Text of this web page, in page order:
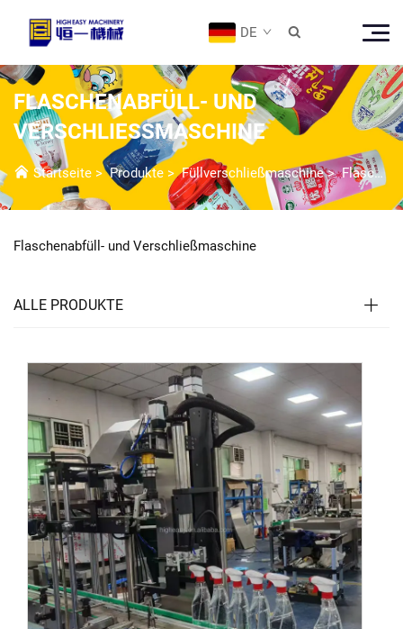
DE 
FLASCHENABFÜLL- UND
VERSCHLIESSMASCHINE
Startseite >Produkte >Füllverschließmaschine>Flaschenfüll- und Verschließmaschine
Flaschenabfüll- und Verschließmaschine
ALLE PRODUKTE